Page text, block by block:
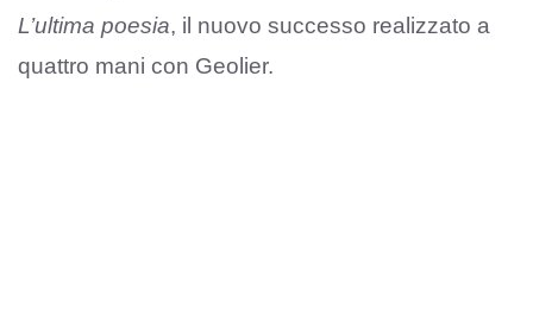
L’ultima poesia, il nuovo successo realizzato a
quattro mani con Geolier.